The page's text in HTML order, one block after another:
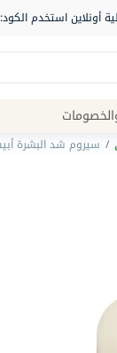
/ سيروم شد البشرة أبيب